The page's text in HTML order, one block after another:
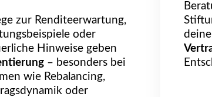
zur Renditeerwartung,
oder
Hinweise geben
– besonders bei
wie Rebalancing,
oder
deine